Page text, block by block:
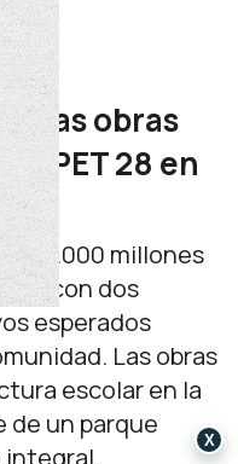
las obras
EPET 28 en
20.000 millones
con dos
esperados
Las obras
escolar en la
de un parque
X